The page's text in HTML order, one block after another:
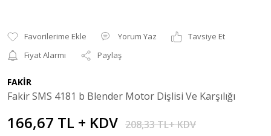
Yorum Yaz
Tavsiye Et
Fiyat Alarmı
Paylaş
FAKİR
Fakir SMS 4181 b Blender Motor Dişlisi Ve Karşılığı
166,67 TL + KDV 208,33 TL+ KDV